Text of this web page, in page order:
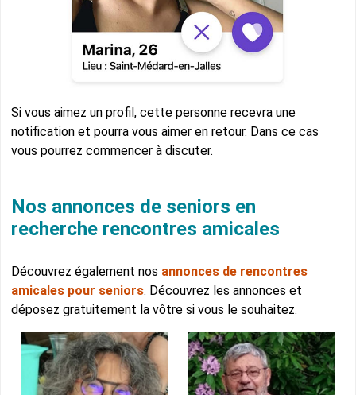
Si vous aimez un profil, cette personne recevra une
notification et pourra vous aimer en retour. Dans ce cas
vous pourrez commencer à discuter.
Nos annonces de seniors en
recherche rencontres amicales
Découvrez également nos annonces de rencontres
amicales pour seniors. Découvrez les annonces et
déposez gratuitement la vôtre si vous le souhaitez.